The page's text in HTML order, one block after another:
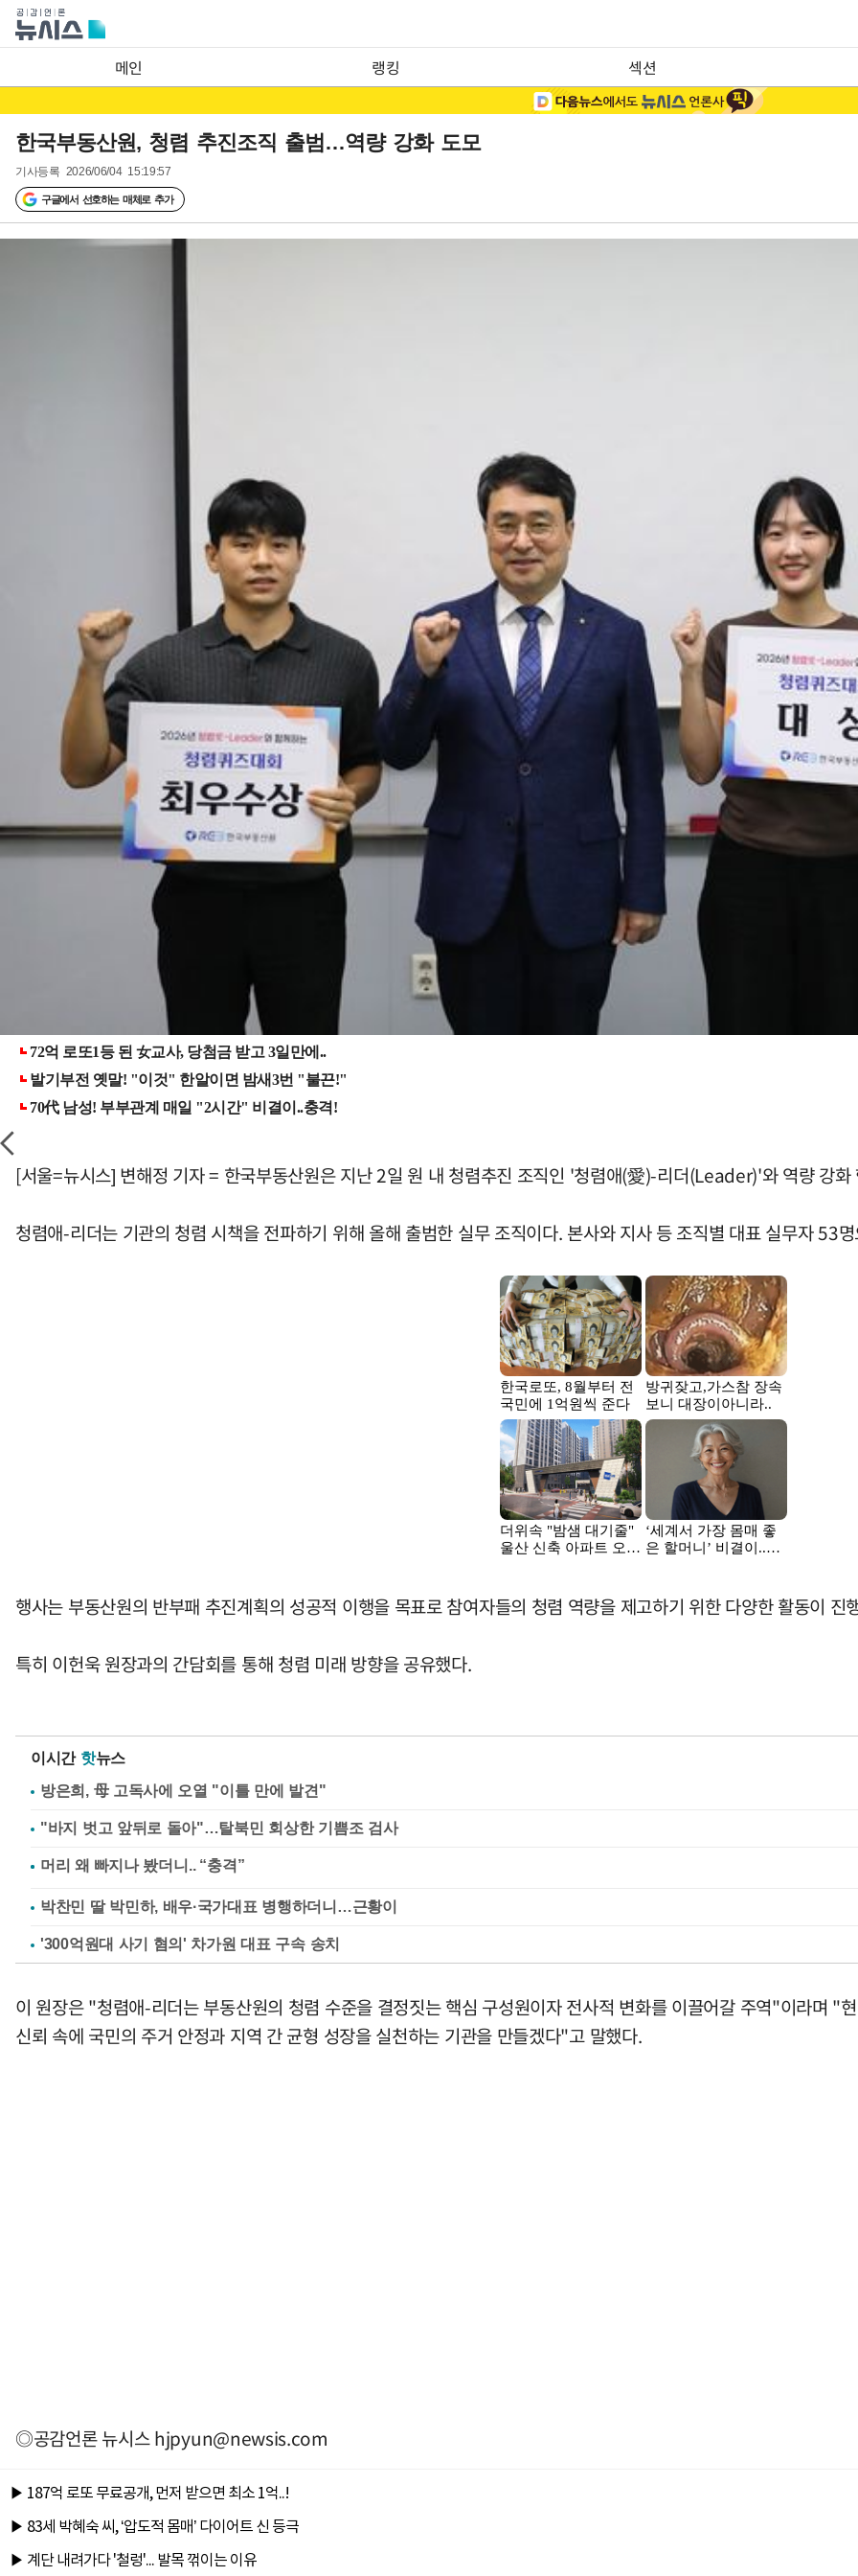
메인 랭킹 섹션
한국부동산원, 청렴 추진조직 출범…역량 강화 도모
기사등록 2026/06/04 15:19:57
구글에서 선호하는 매체로 추가
[서울=뉴시스] 변해정 기자 = 한국부동산원은 지난 2일 원 내 청렴추진 조직인 '청렴애(愛)-리더(Leader)'와 역량 강
청렴애-리더는 기관의 청렴 시책을 전파하기 위해 올해 출범한 실무 조직이다. 본사와 지사 등 조직별 대표 실무자 53
행사는 부동산원의 반부패 추진계획의 성공적 이행을 목표로 참여자들의 청렴 역량을 제고하기 위한 다양한 활동이 진
특히 이헌욱 원장과의 간담회를 통해 청렴 미래 방향을 공유했다.
이시간 핫뉴스
방은희, 母 고독사에 오열 "이틀 만에 발견"
"바지 벗고 앞뒤로 돌아"…탈북민 회상한 기쁨조 검사
박찬민 딸 박민하, 배우·국가대표 병행하더니…근황이
'300억원대 사기 혐의' 차가원 대표 구속 송치
이 원장은 "청렴애-리더는 부동산원의 청렴 수준을 결정짓는 핵심 구성원이자 전사적 변화를 이끌어갈 주역"이라며 "
신뢰 속에 국민의 주거 안정과 지역 간 균형 성장을 실천하는 기관을 만들겠다"고 말했다.
◎공감언론 뉴시스hjpyun@newsis.com